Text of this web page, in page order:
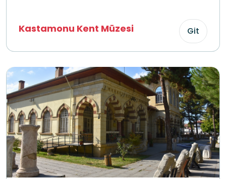
Kastamonu Kent Müzesi Git